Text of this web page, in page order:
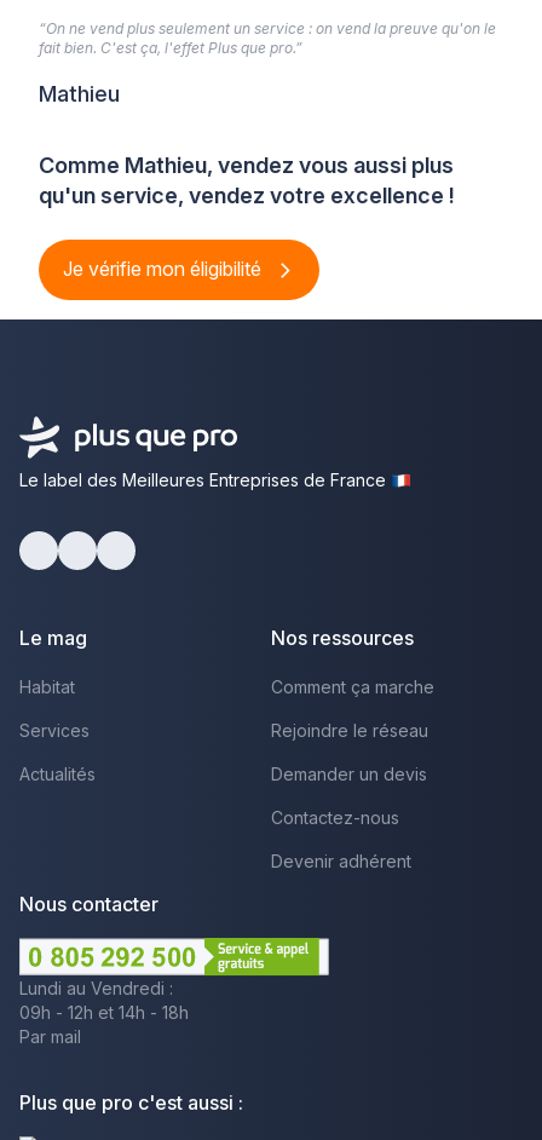
Comme Mathieu, vendez vous aussi plus
qu'un service, vendez votre excellence !
Je vérifie mon éligibilité
“On ne vend plus seulement un service : on vend la preuve qu'on le
fait bien. C'est ça, l'effet Plus que pro.”
Mathieu
Le label des Meilleures Entreprises de France
Le mag
Habitat
Services
Actualités
Nos ressources
Comment ça marche
Rejoindre le réseau
Demander un devis
Contactez-nous
Devenir adhérent
Nous contacter
Lundi au Vendredi :
09h - 12h et 14h - 18h
Par mail
Plus que pro c'est aussi :